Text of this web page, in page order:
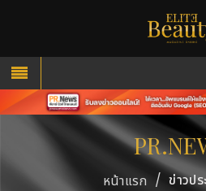
หน้าแรก / ข่าวป